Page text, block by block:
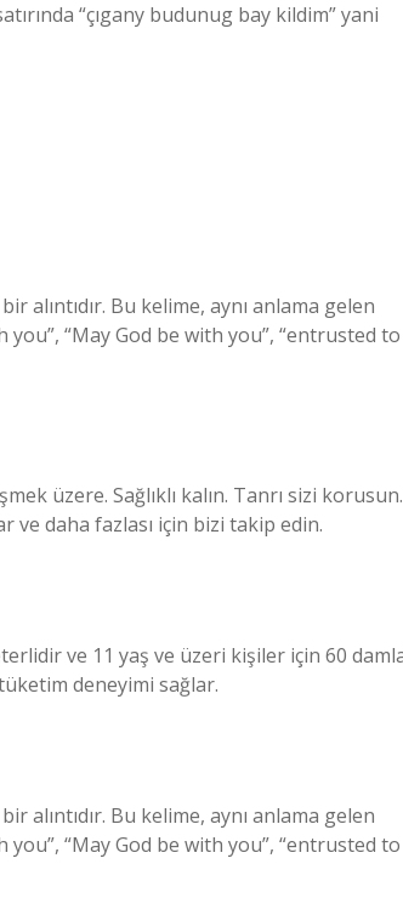
“çıgany budunug bay kildim” yani
alıntıdır. Bu kelime, aynı anlama gelen
“May God be with you”, “entrusted to
üzere. Sağlıklı kalın. Tanrı sizi korusun.
ve daha fazlası için bizi takip edin.
ve 11 yaş ve üzeri kişiler için 60
deneyimi sağlar.
alıntıdır. Bu kelime, aynı anlama gelen
“May God be with you”, “entrusted to